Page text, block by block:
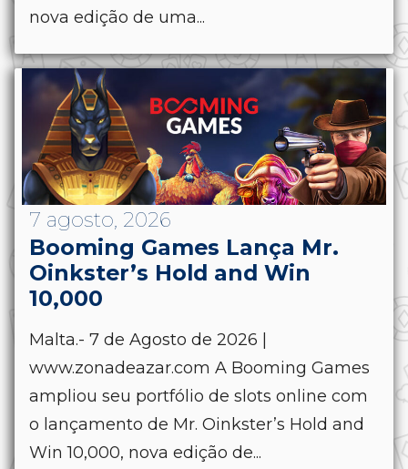
nova edição de uma...
7 agosto, 2026
Booming Games Lança Mr.
Oinkster’s Hold and Win
10,000
Malta.- 7 de Agosto de 2026 |
www.zonadeazar.com A Booming Games
ampliou seu portfólio de slots online com
o lançamento de Mr. Oinkster’s Hold and
Win 10,000, nova edição de...